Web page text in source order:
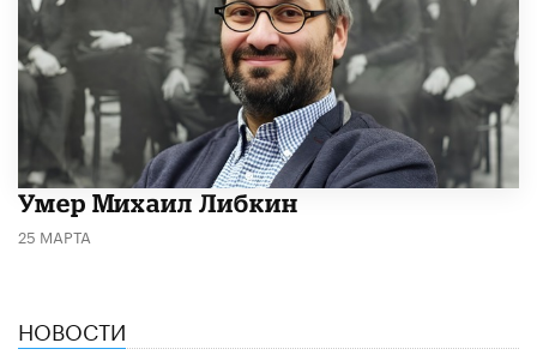
​Умер Михаил Либкин
25 МАРТА
НОВОСТИ